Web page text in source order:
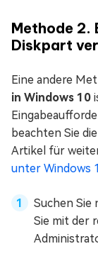
Methode 2.
Diskpart
Eine andere
in Windows 10
beachten Sie
Artikel für
unter Windows
Suchen Sie
Sie mit der